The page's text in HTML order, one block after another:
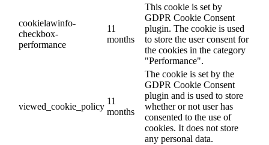
cookielawinfo-
checkbox-
performance
11
months
This cookie is set by
GDPR Cookie Consent
plugin. The cookie is used
to store the user consent for
the cookies in the category
"Performance".
viewed_cookie_policy
11
months
The cookie is set by the
GDPR Cookie Consent
plugin and is used to store
whether or not user has
consented to the use of
cookies. It does not store
any personal data.